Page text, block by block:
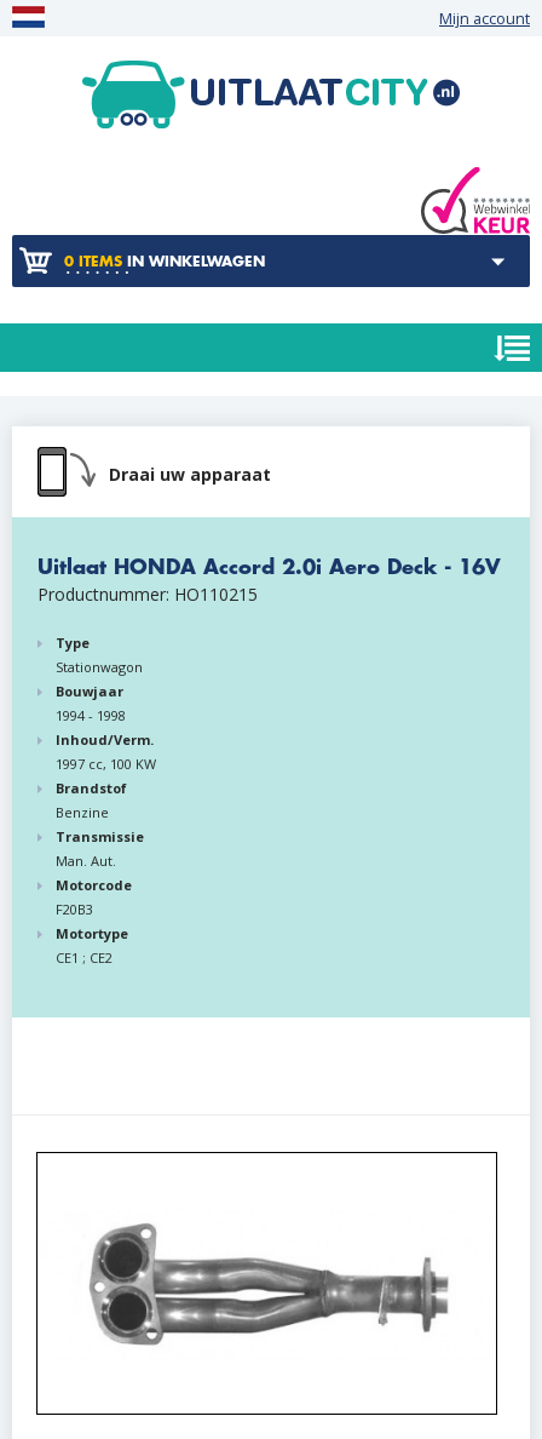
Mijn account
0 ITEMS IN WINKELWAGEN
Draai uw apparaat
Uitlaat HONDA Accord 2.0i Aero Deck - 16V
Productnummer: HO110215
Type
Stationwagon
Bouwjaar
1994 - 1998
Inhoud/Verm.
1997 cc, 100 KW
Brandstof
Benzine
Transmissie
Man. Aut.
Motorcode
F20B3
Motortype
CE1 ; CE2